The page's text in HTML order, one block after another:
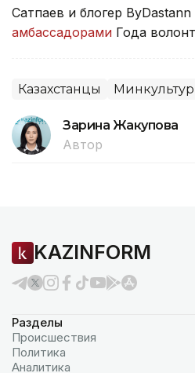
Сатпаев и блогер ByDastann
амбассадорами Года
Казахстанцы
Зарина Жакупова
Автор
KAZINFORM
Разделы
Происшествия
Политика
Аналитика